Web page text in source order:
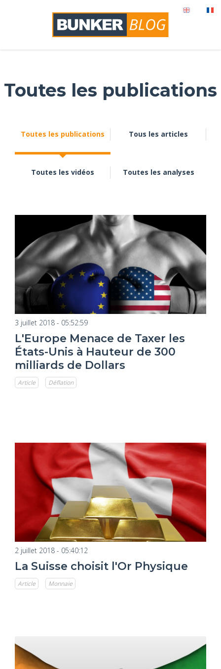
Toutes les publications
Toutes les publications Tous les articles
Toutes les vidéos Toutes les analyses
3 juillet 2018 - 05:52:59
L'Europe Menace de Taxer les
États-Unis à Hauteur de 300
milliards de Dollars
Article Déflation
2 juillet 2018 - 05:40:12
La Suisse choisit l'Or Physique
Article Monnaie